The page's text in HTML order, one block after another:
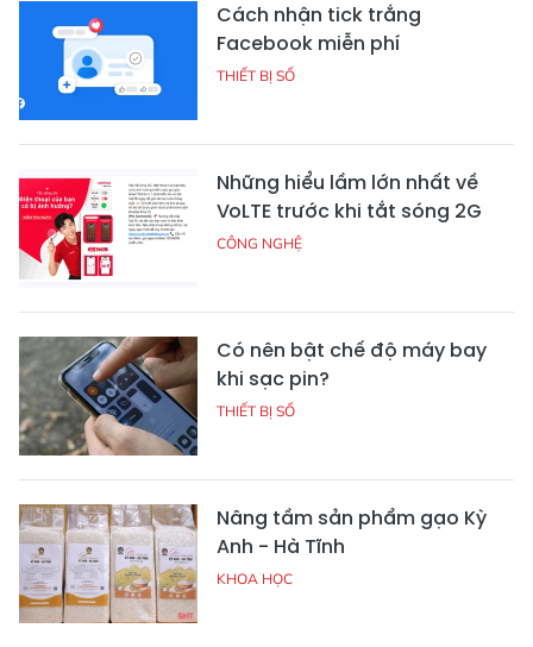
Cách nhận tick trắng
Facebook miễn phí
THIẾT BỊ SỐ
Những hiểu lầm lớn nhất về
VoLTE trước khi tắt sóng 2G
CÔNG NGHỆ
Có nên bật chế độ máy bay
khi sạc pin?
THIẾT BỊ SỐ
Nâng tầm sản phẩm gạo Kỳ
Anh - Hà Tĩnh
KHOA HỌC